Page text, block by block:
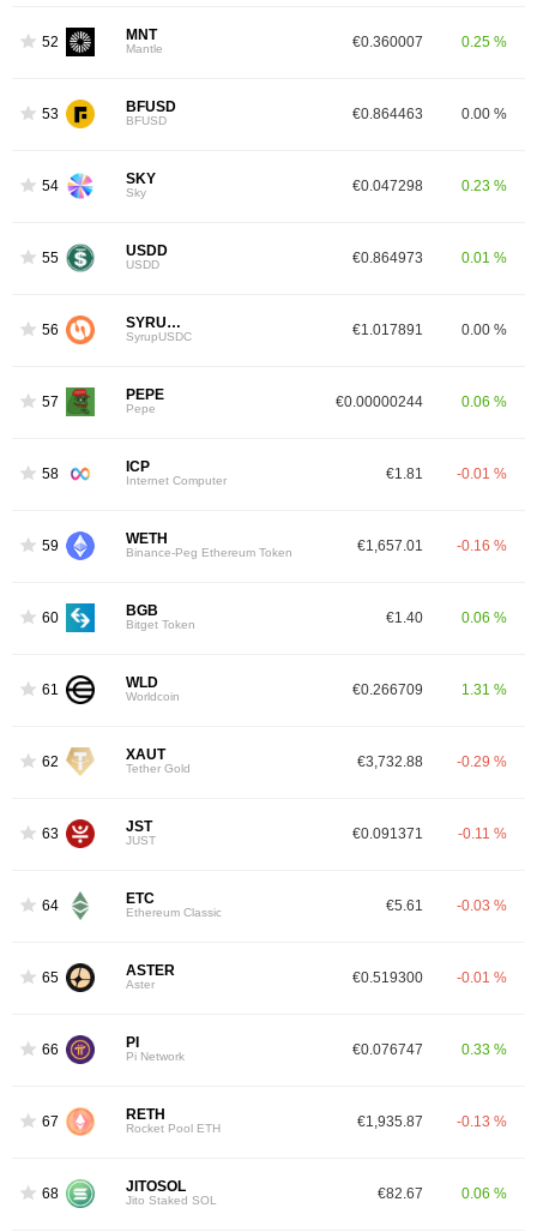
52 MNT
Mantle €0.360007 0.25 %
53 BFUSD
BFUSD €0.864463 0.00 %
54 SKY
Sky €0.047298 0.23 %
55 USDD
USDD €0.864973 0.01 %
56 SYRUPUSDC
SyrupUSDC €1.017891 0.00 %
57 PEPE
Pepe €0.00000244 0.06 %
58 ICP
Internet Computer €1.81 -0.01 %
59 WETH
Binance-Peg Ethereum Token €1,657.01 -0.16 %
60 BGB
Bitget Token €1.40 0.06 %
61 WLD
Worldcoin €0.266709 1.31 %
62 XAUT
Tether Gold €3,732.88 -0.29 %
63 JST
JUST €0.091371 -0.11 %
64 ETC
Ethereum Classic €5.61 -0.03 %
65 ASTER
Aster €0.519300 -0.01 %
66 PI
Pi Network €0.076747 0.33 %
67 RETH
Rocket Pool ETH €1,935.87 -0.13 %
68 JITOSOL
Jito Staked SOL €82.67 0.06 %